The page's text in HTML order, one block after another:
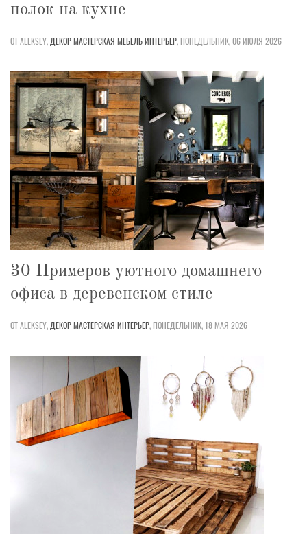
полок на кухне
ОТ ALEKSEY, ДЕКОРМАСТЕРСКАЯ МЕБЕЛЬИНТЕРЬЕР,ПОНЕДЕЛЬНИК, 06 ИЮЛЯ 2026
30 Примеров уютного домашнего
офиса в деревенском стиле
ОТ ALEKSEY, ДЕКОРМАСТЕРСКАЯ ИНТЕРЬЕР,ПОНЕДЕЛЬНИК, 18 МАЯ 2026